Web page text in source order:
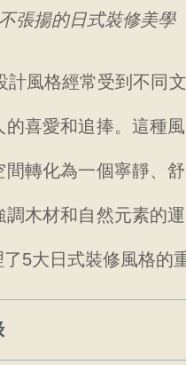
張揚的日式裝修美學
風格經常受到不同
喜愛和追捧。這種
轉化為一個寧靜、
木材和自然元素的
5大日式裝修風格的